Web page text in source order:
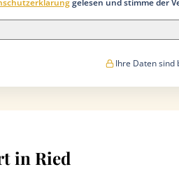
gelesen und stimme der
Ihre Daten sind
in Ried